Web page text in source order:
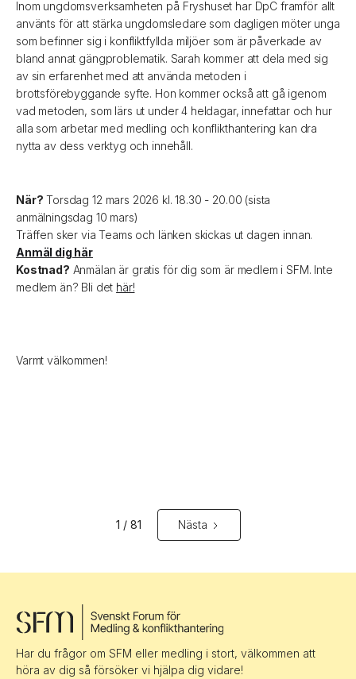
Inom ungdomsverksamheten på Fryshuset har DpC framför allt
använts för att stärka ungdomsledare som dagligen möter unga
som befinner sig i konfliktfyllda miljöer som är påverkade av
bland annat gängproblematik. Sarah kommer att dela med sig
av sin erfarenhet med att använda metoden i
brottsförebyggande syfte. Hon kommer också att gå igenom
vad metoden, som lärs ut under 4 heldagar, innefattar och hur
alla som arbetar med medling och konflikthantering kan dra
nytta av dess verktyg och innehåll.
När? Torsdag 12 mars 2026 kl. 18.30 - 20.00 (sista
anmälningsdag 10 mars)
Träffen sker via Teams och länken skickas ut dagen innan.
Anmäl dig här
Kostnad? Anmälan är gratis för dig som är medlem i SFM. Inte
medlem än? Bli det här!
Varmt välkommen!
1 / 81 Nästa
Har du frågor om SFM eller medling i stort, välkommen att
höra av dig så försöker vi hjälpa dig vidare!